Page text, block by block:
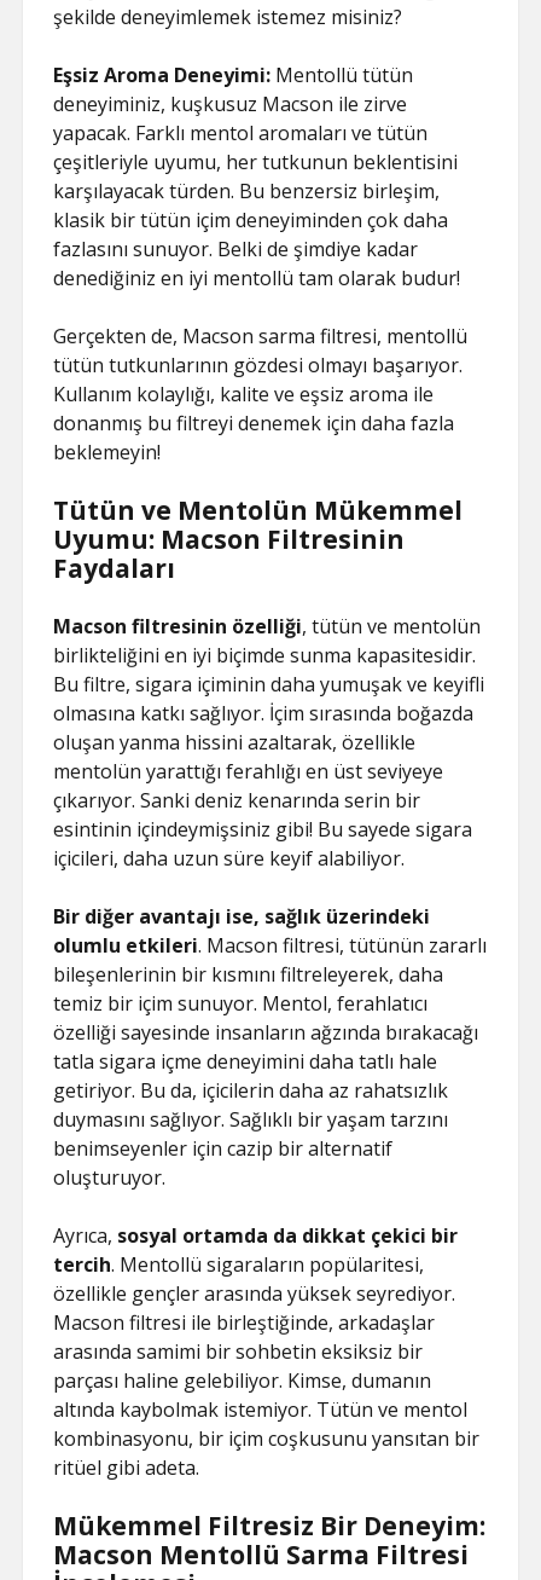
şekilde deneyimlemek istemez misiniz?
Eşsiz Aroma Deneyimi: Mentollü tütün
deneyiminiz, kuşkusuz Macson ile zirve
yapacak. Farklı mentol aromaları ve tütün
çeşitleriyle uyumu, her tutkunun beklentisini
karşılayacak türden. Bu benzersiz birleşim,
klasik bir tütün içim deneyiminden çok daha
fazlasını sunuyor. Belki de şimdiye kadar
denediğiniz en iyi mentollü tam olarak budur!
Gerçekten de, Macson sarma filtresi, mentollü
tütün tutkunlarının gözdesi olmayı başarıyor.
Kullanım kolaylığı, kalite ve eşsiz aroma ile
donanmış bu filtreyi denemek için daha fazla
beklemeyin!
Tütün ve Mentolün Mükemmel
Uyumu: Macson Filtresinin
Faydaları
Macson filtresinin özelliği, tütün ve mentolün
birlikteliğini en iyi biçimde sunma kapasitesidir.
Bu filtre, sigara içiminin daha yumuşak ve keyifli
olmasına katkı sağlıyor. İçim sırasında boğazda
oluşan yanma hissini azaltarak, özellikle
mentolün yarattığı ferahlığı en üst seviyeye
çıkarıyor. Sanki deniz kenarında serin bir
esintinin içindeymişsiniz gibi! Bu sayede sigara
içicileri, daha uzun süre keyif alabiliyor.
Bir diğer avantajı ise, sağlık üzerindeki
olumlu etkileri. Macson filtresi, tütünün zararlı
bileşenlerinin bir kısmını filtreleyerek, daha
temiz bir içim sunuyor. Mentol, ferahlatıcı
özelliği sayesinde insanların ağzında bırakacağı
tatla sigara içme deneyimini daha tatlı hale
getiriyor. Bu da, içicilerin daha az rahatsızlık
duymasını sağlıyor. Sağlıklı bir yaşam tarzını
benimseyenler için cazip bir alternatif
oluşturuyor.
Ayrıca, sosyal ortamda da dikkat çekici bir
tercih. Mentollü sigaraların popülaritesi,
özellikle gençler arasında yüksek seyrediyor.
Macson filtresi ile birleştiğinde, arkadaşlar
arasında samimi bir sohbetin eksiksiz bir
parçası haline gelebiliyor. Kimse, dumanın
altında kaybolmak istemiyor. Tütün ve mentol
kombinasyonu, bir içim coşkusunu yansıtan bir
ritüel gibi adeta.
Mükemmel Filtresiz Bir Deneyim:
Macson Mentollü Sarma Filtresi